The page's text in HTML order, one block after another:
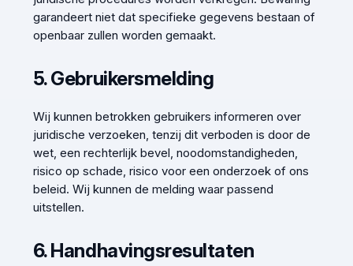
garandeert niet dat specifieke gegevens bestaan of
openbaar zullen worden gemaakt.
5. Gebruikersmelding
Wij kunnen betrokken gebruikers informeren over
juridische verzoeken, tenzij dit verboden is door de
wet, een rechterlijk bevel, noodomstandigheden,
risico op schade, risico voor een onderzoek of ons
beleid. Wij kunnen de melding waar passend
uitstellen.
6. Handhavingsresultaten